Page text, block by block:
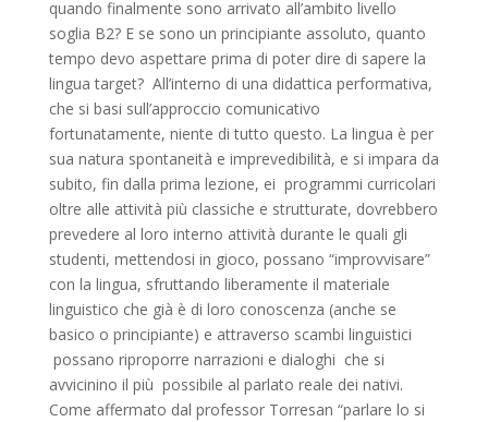
quando finalmente sono arrivato all’ambito livello
soglia B2? E se sono un principiante assoluto, quanto
tempo devo aspettare prima di poter dire di sapere la
lingua target? All’interno di una didattica performativa,
che si basi sull’approccio comunicativo
fortunatamente, niente di tutto questo. La lingua è per
sua natura spontaneità e imprevedibilità, e si impara da
subito, fin dalla prima lezione, ei programmi curricolari
oltre alle attività più classiche e strutturate, dovrebbero
prevedere al loro interno attività durante le quali gli
studenti, mettendosi in gioco, possano “improvvisare”
con la lingua, sfruttando liberamente il materiale
linguistico che già è di loro conoscenza (anche se
basico o principiante) e attraverso scambi linguistici
possano riproporre narrazioni e dialoghi che si
avvicinino il più possibile al parlato reale dei nativi.
Come affermato dal professor Torresan “parlare lo si